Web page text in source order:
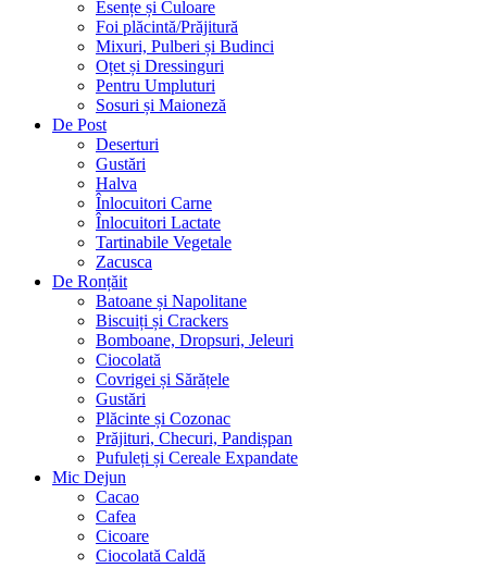
Esențe și Culoare
Foi plăcintă/Prăjitură
Mixuri, Pulberi și Budinci
Oțet și Dressinguri
Pentru Umpluturi
Sosuri și Maioneză
De Post
Deserturi
Gustări
Halva
Înlocuitori Carne
Înlocuitori Lactate
Tartinabile Vegetale
Zacusca
De Ronțăit
Batoane și Napolitane
Biscuiți și Crackers
Bomboane, Dropsuri, Jeleuri
Ciocolată
Covrigei și Sărățele
Gustări
Plăcinte și Cozonac
Prăjituri, Checuri, Pandișpan
Pufuleți și Cereale Expandate
Mic Dejun
Cacao
Cafea
Cicoare
Ciocolată Caldă